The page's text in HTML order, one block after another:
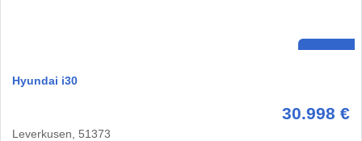
Hyundai i30
30.998 €
Leverkusen, 51373